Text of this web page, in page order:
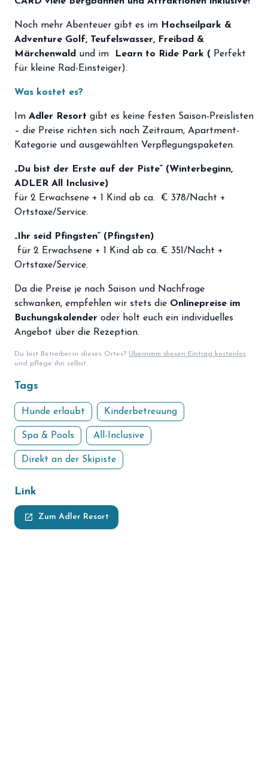
Noch mehr Abenteuer gibt es im Hochseilpark & ​​
Adventure Golf, Teufelswasser, Freibad &
Märchenwald und im Learn to Ride Park ( Perfekt
für kleine Rad-Einsteiger).
Was kostet es?
Im Adler Resort gibt es keine festen Saison-Preislisten
– die Preise richten sich nach Zeitraum, Apartment-
Kategorie und ausgewählten Verpflegungspaketen.
„Du bist der Erste auf der Piste“ (Winterbeginn,
ADLER All Inclusive)
für 2 Erwachsene + 1 Kind ab ca.
€ 378/Nacht +
Ortstaxe/Service.
„Ihr seid Pfingsten“ (Pfingsten)
für 2 Erwachsene + 1 Kind ab ca. € 351/Nacht +
Ortstaxe/Service.
Da die Preise je nach Saison und Nachfrage
schwanken, empfehlen wir stets die Onlinepreise im
Buchungskalender oder holt euch ein individuelles
Angebot über die Rezeption.
Du bist Betreiber:in dieses Ortes? Übernimm diesen Eintrag kostenlos
und pflege ihn selbst.
Tags
Hunde erlaubt Kinderbetreuung
Spa & Pools All-Inclusive
Direkt an der Skipiste
Link
launch Zum Adler Resort